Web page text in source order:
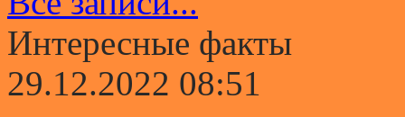
Интересные факты
29.12.2022 08:51